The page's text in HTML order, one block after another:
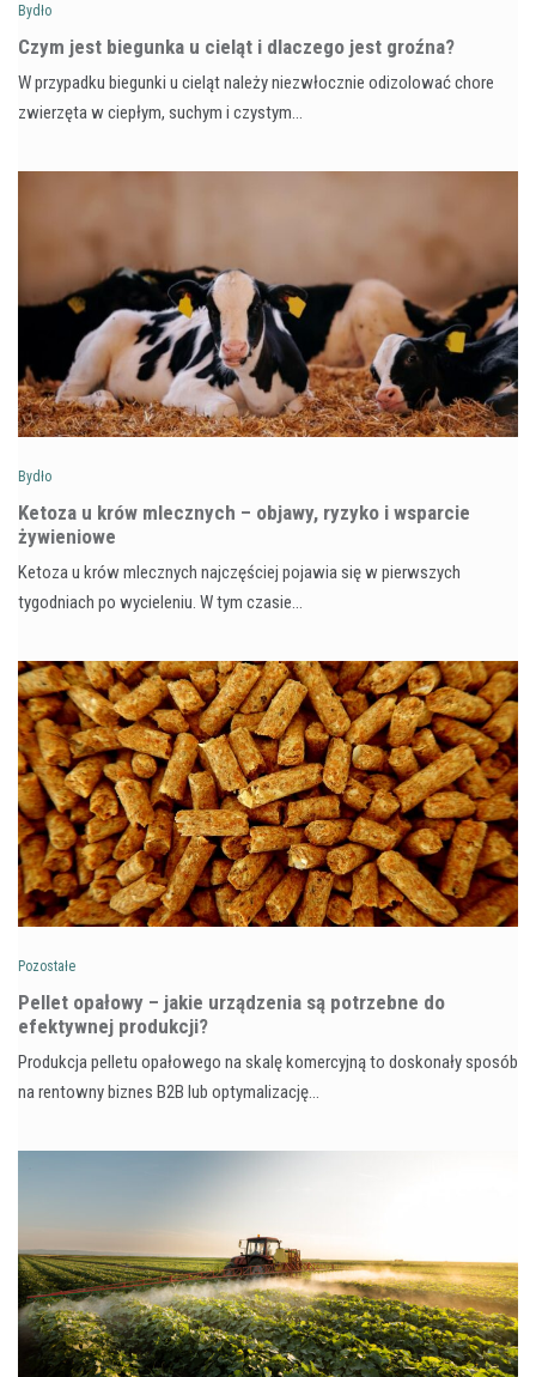
Bydło
Czym jest biegunka u cieląt i dlaczego jest groźna?
W przypadku biegunki u cieląt należy niezwłocznie odizolować chore
zwierzęta w ciepłym, suchym i czystym…
Bydło
Ketoza u krów mlecznych – objawy, ryzyko i wsparcie
żywieniowe
Ketoza u krów mlecznych najczęściej pojawia się w pierwszych
tygodniach po wycieleniu. W tym czasie…
Pozostałe
Pellet opałowy – jakie urządzenia są potrzebne do
efektywnej produkcji?
Produkcja pelletu opałowego na skalę komercyjną to doskonały sposób
na rentowny biznes B2B lub optymalizację…